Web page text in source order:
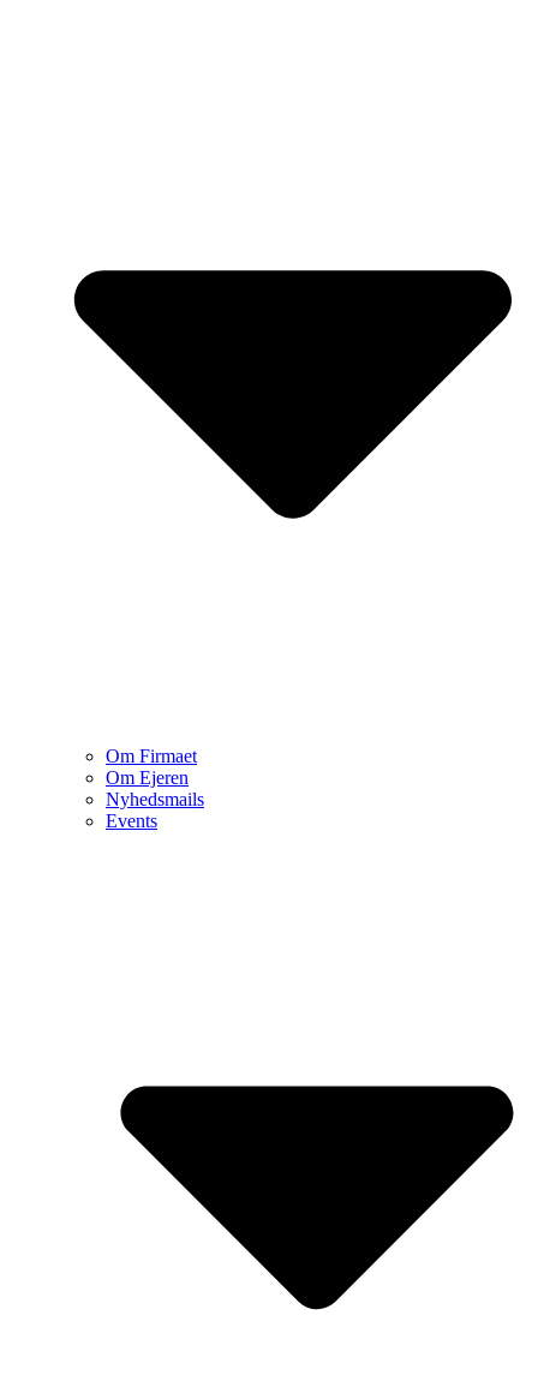
Om Firmaet
Om Ejeren
Nyhedsmails
Events